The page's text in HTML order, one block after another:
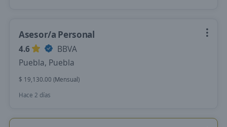
Asesor/a Personal
4.6
BBVA
Puebla, Puebla
$ 19,130.00 (Mensual)
Hace 2 días